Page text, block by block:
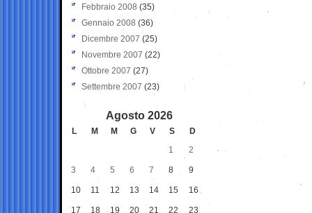
Febbraio 2008 (35)
Gennaio 2008 (36)
Dicembre 2007 (25)
Novembre 2007 (22)
Ottobre 2007 (27)
Settembre 2007 (23)
Agosto 2026
L M M G V S
D
1
2
3 4 5 6 7 8 9
10 11 12 13 14 15 16
17 18 19 20 21 22 23